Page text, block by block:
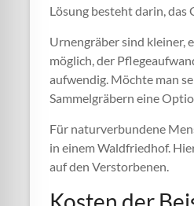
Lösung besteht darin, das
Urnengräber sind kleiner,
möglich, der
aufwendig. Möchte man
Sammelgräbern eine
Für naturverbundene
in einem Waldfriedhof.
auf den Verstorbenen.